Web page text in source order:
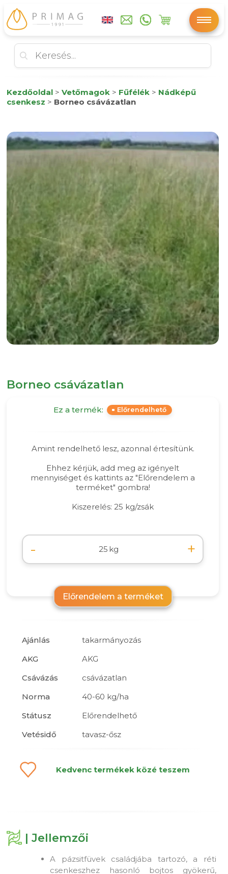
Kezdőoldal > Vetőmagok > Fűfélék > Nádképű
csenkesz > Borneo csávázatlan
Borneo csávázatlan
Ez a termék: Előrendelhető
Amint rendelhető lesz, azonnal értesítünk.
Ehhez kérjük, add meg az igényelt
mennyiséget és kattints az "Előrendelem a
terméket" gombra!
Kiszerelés: 25 kg/zsák
- kg +
Előrendelem a terméket
Ajánlás
takarmányozás
AKG
AKG
Csávázás
csávázatlan
Norma
40-60 kg/ha
Státusz
Előrendelhető
Vetésidő
tavasz-ősz
Kedvenc termékek közé teszem
| Jellemzői
A pázsitfüvek családjába tartozó, a réti
csenkeszhez hasonló bojtos gyökerű,